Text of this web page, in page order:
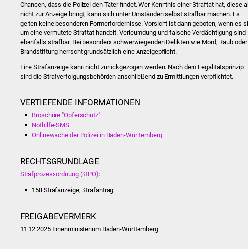
Chancen, dass die Polizei den Täter findet. Wer Kenntnis einer Straftat hat, diese
nicht zur Anzeige bringt, kann sich unter Umständen selbst strafbar machen. Es
gelten keine besonderen Formerfordernisse. Vorsicht ist dann geboten, wenn es
um eine vermutete Straftat handelt. Verleumdung und falsche Verdächtigung sind
ebenfalls strafbar. Bei besonders schwerwiegenden Delikten wie Mord, Raub oder
Brandstiftung herrscht grundsätzlich eine Anzeigepflicht.
Eine Strafanzeige kann nicht zurückgezogen werden. Nach dem Legalitätsprinzip
sind die Strafverfolgungsbehörden anschließend zu Ermittlungen verpflichtet.
VERTIEFENDE INFORMATIONEN
Broschüre "Opferschutz"
Nothilfe-SMS
Onlinewache der Polizei in Baden-Württemberg
RECHTSGRUNDLAGE
Strafprozessordnung (StPO):
158 Strafanzeige, Strafantrag
FREIGABEVERMERK
11.12.2025 Innenministerium Baden-Württemberg